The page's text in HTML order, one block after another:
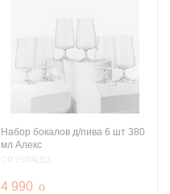
Набор бокалов д/пива 6 шт 380
мл Алекс
CRYSTALEX
4 990 руб.
o